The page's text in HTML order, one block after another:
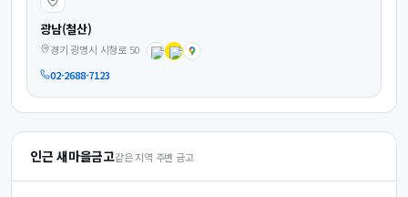
광남(철산)
경기 광명시 시청로 50
02-2688-7123
인근 새마을금고같은 지역 주변 금고